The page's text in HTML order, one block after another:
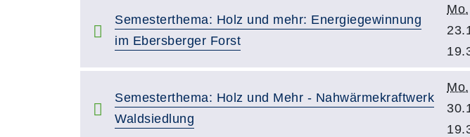
Semesterthema: Holz und mehr: Energiegewinnung
im Ebersberger Forst
Mo.
Semesterthema: Holz und Mehr - Nahwärmekraftwerk
Waldsiedlung
Mo.